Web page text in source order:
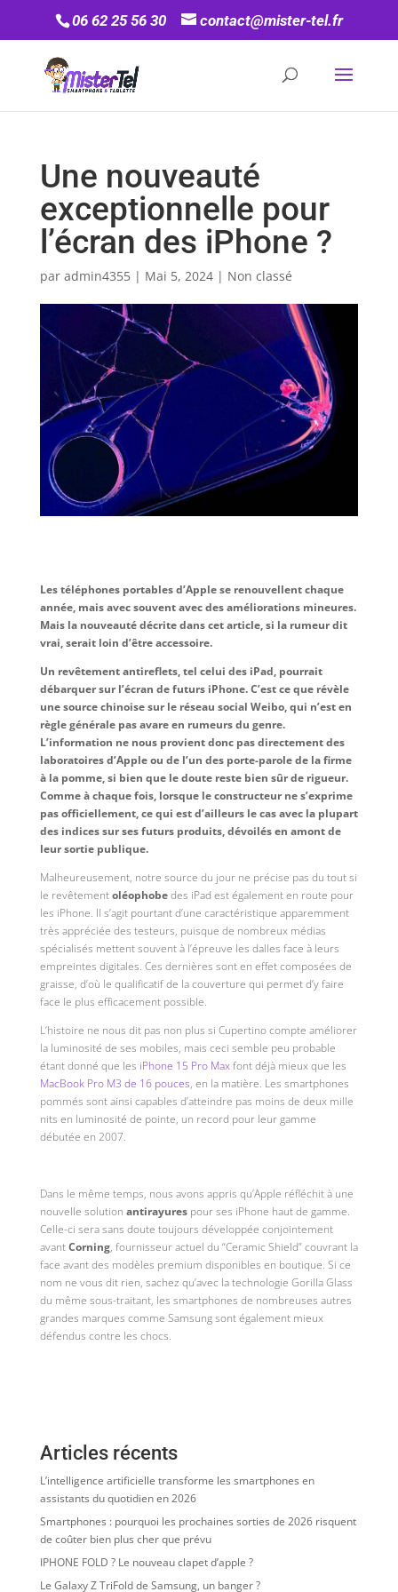
06 62 25 56 30 contact@mister-tel.fr
Une nouveauté
exceptionnelle pour
l’écran des iPhone ?
par admin4355| Mai 5, 2024| Non classé
Les téléphones portables d’Apple se renouvellent chaque
année, mais avec souvent avec des améliorations mineures.
Mais la nouveauté décrite dans cet article, si la rumeur dit
vrai, serait loin d’être accessoire.
Un revêtement antireflets, tel celui des iPad, pourrait
débarquer sur l’écran de futurs iPhone. C’est ce que révèle
une source chinoise sur le réseau social Weibo, qui n’est en
règle générale pas avare en rumeurs du genre.
L’information ne nous provient donc pas directement des
laboratoires d’Apple ou de l’un des porte-parole de la firme
à la pomme, si bien que le doute reste bien sûr de rigueur.
Comme à chaque fois, lorsque le constructeur ne s’exprime
pas officiellement, ce qui est d’ailleurs le cas avec la plupart
des indices sur ses futurs produits, dévoilés en amont de
leur sortie publique.
Malheureusement, notre source du jour ne précise pas du tout si
le revêtementoléophobedes iPad est également en route pour
les iPhone. Il s’agit pourtant d’une caractéristique apparemment
très appréciée des testeurs, puisque de nombreux médias
spécialisés mettent souvent à l’épreuve les dalles face à leurs
empreintes digitales. Ces dernières sont en effet composées de
graisse, d’où le qualificatif de la couverture qui permet d’y faire
face le plus efficacement possible.
L’histoire ne nous dit pas non plus si Cupertino compte améliorer
la luminosité de ses mobiles, mais ceci semble peu probable
étant donné que les iPhone 15 Pro Maxfont déjà mieux que les
MacBook Pro M3 de 16 pouces, en la matière. Les smartphones
pommés sont ainsi capables d’atteindre pas moins de deux mille
nits en luminosité de pointe, un record pour leur gamme
débutée en 2007.
Dans le même temps, nous avons appris qu’Apple réfléchit à une
nouvelle solution antirayurespour ses iPhone haut de gamme.
Celle-ci sera sans doute toujours développée conjointement
avantCorning, fournisseur actuel du “Ceramic Shield” couvrant la
face avant des modèles premium disponibles en boutique. Si ce
nom ne vous dit rien, sachez qu’avec la technologie Gorilla Glass
du même sous-traitant, les smartphones de nombreuses autres
grandes marques comme Samsung sont également mieux
défendus contre les chocs.
Articles récents
L’intelligence artificielle transforme les smartphones en
assistants du quotidien en 2026
Smartphones : pourquoi les prochaines sorties de 2026 risquent
de coûter bien plus cher que prévu
IPHONE FOLD ? Le nouveau clapet d’apple ?
Le Galaxy Z TriFold de Samsung, un banger ?